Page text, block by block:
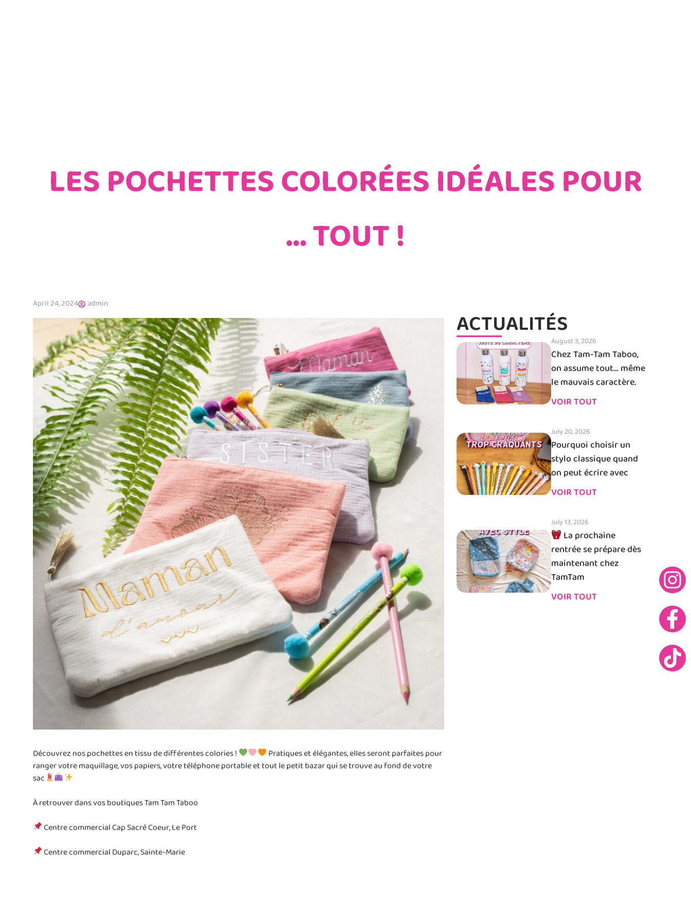
LES POCHETTES COLORÉES IDÉALES POUR
… TOUT !
April 24, 2024 admin
Découvrez nos pochettes en tissu de différentes colories !
Pratiques et élégantes, elles seront parfaites pour
ranger votre maquillage, vos papiers, votre téléphone portable et tout le petit bazar qui se trouve au fond de votre
sac
À retrouver dans vos boutiques Tam Tam Taboo
Centre commercial Cap Sacré Coeur, Le Port
Centre commercial Duparc, Sainte-Marie
ACTUALITÉSAugust 3, 2026
Chez Tam-Tam Taboo,
on assume tout… même
le mauvais caractère.
VOIR TOUT
July 20, 2026
Pourquoi choisir un
stylo classique quand
on peut écrire avec
VOIR TOUT
July 13, 2026
La prochaine
rentrée se prépare dès
maintenant chez
TamTam
VOIR TOUT